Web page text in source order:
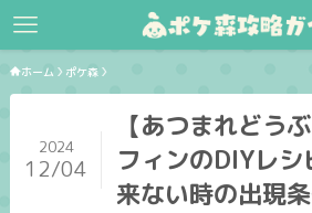
ホーム ポケ森
【あつまれどう
フィンのDIYレ
来ない時の出現
2024
12/04